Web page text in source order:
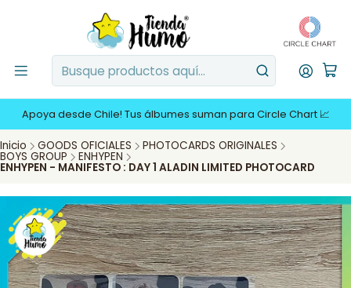
Apoya desde Chile! Tus álbumes suman para Circle Chart 📈
Inicio GOODS OFICIALES PHOTOCARDS ORIGINALES
BOYS GROUP ENHYPEN
ENHYPEN - MANIFESTO : DAY 1 ALADIN LIMITED PHOTOCARD